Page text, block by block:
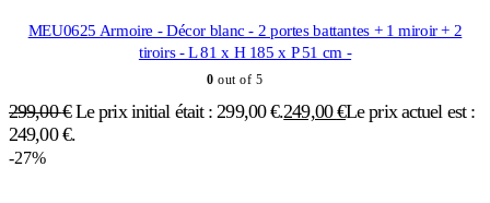
MEU0625 Armoire - Décor blanc - 2 portes battantes + 1 miroir + 2
tiroirs - L 81 x H 185 x P 51 cm -
0 out of 5
299,00€ Le prix initial était : 299,00 €.249,00€Le prix actuel est :
249,00 €.
-27%